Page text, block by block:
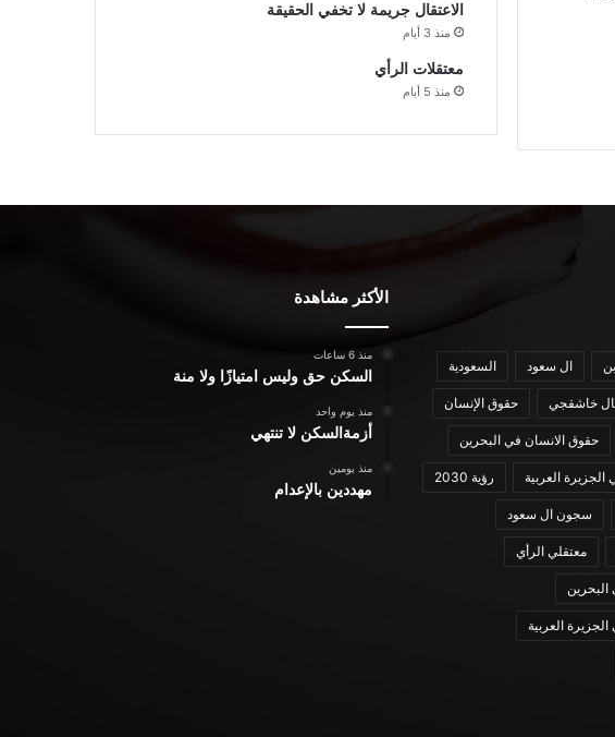
الاعتقال جريمة لا تخفي الحقيقة
منذ 3 أيام
معتقلات الرأي
منذ 5 أيام
ال سعود السعودية
خاشقجي حقوق الإنسان
حقوق الانسان في البحرين
العربية رؤية 2030
سجون ال سعود
معتقلي الرأي
العربية
الأكثر مشاهدة
منذ 6 ساعات
السكن حق وليس امتيازًا ولا منة
منذ يوم واحد
أزمةالسكن لا تنتهي
منذ يومين
مهددين بالإعدام